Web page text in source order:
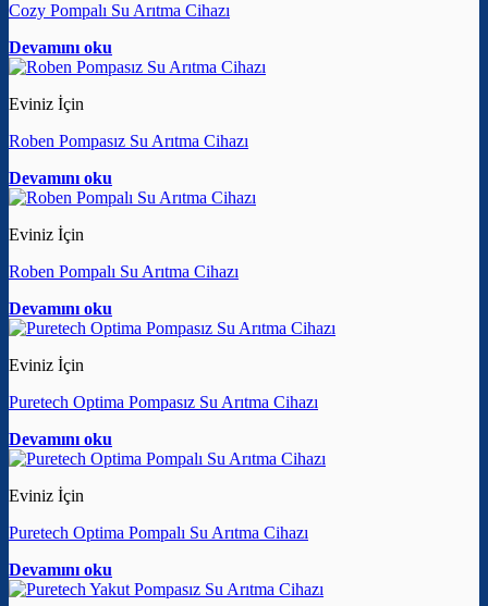
Cozy Pompalı Su Arıtma Cihazı
Devamını oku
Eviniz İçin
Roben Pompasız Su Arıtma Cihazı
Devamını oku
Eviniz İçin
Roben Pompalı Su Arıtma Cihazı
Devamını oku
Eviniz İçin
Puretech Optima Pompasız Su Arıtma Cihazı
Devamını oku
Eviniz İçin
Puretech Optima Pompalı Su Arıtma Cihazı
Devamını oku